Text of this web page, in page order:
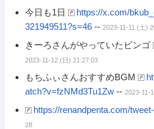
今日も1日
https://x.com/
321949511?s=46 -- 2023-11-11 (土)
きーろさんがやっていたビンゴ
2023-11-12 (日) 21:27:03
もちふぃさんおすすめBGM
atch?v=fzNMd3Tu1Zw -- 2023-11-
https://renandpenta.com/
28